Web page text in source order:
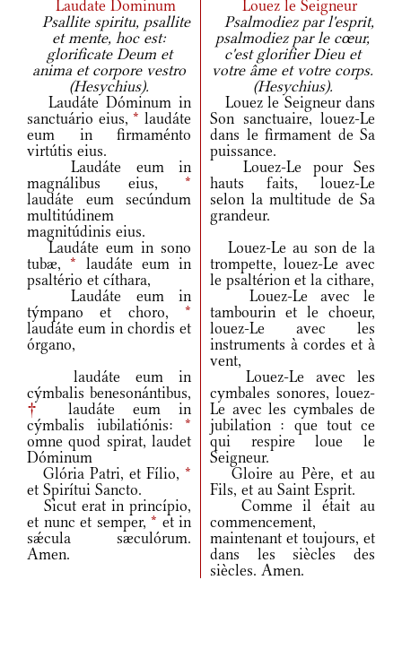
Laudate Dominum
Louez le Seigneur
Psallite spiritu, psallite
et mente, hoc est:
glorificate Deum et
anima et corpore vestro
(Hesychius).
Psalmodiez par l'esprit,
psalmodiez par le cœur,
c'est glorifier Dieu et
votre âme et votre corps.
(Hesychius).
Laudáte Dóminum in
sanctuário eius,* laudáte
eum in firmaménto
virtútis eius.
Louez le Seigneur dans
Son sanctuaire, louez-Le
dans le firmament de Sa
puissance.
Laudáte eum in
magnálibus eius, *
laudáte eum secúndum
multitúdinem
magnitúdinis eius.
Louez-Le pour Ses
hauts faits, louez-Le
selon la multitude de Sa
grandeur.
Laudáte eum in sono
tubæ,* laudáte eum in
psaltério et cíthara,
Louez-Le au son de la
trompette, louez-Le avec
le psaltérion et la cithare,
Laudáte eum in
týmpano et choro, *
laudáte eum in chordis et
órgano,
Louez-Le avec le
tambourin et le choeur,
louez-Le avec les
instruments à cordes et à
vent,
laudáte eum in
cýmbalis benesonántibus,
†
laudáte eum in
cýmbalis iubilatiónis: *
omne quod spirat, laudet
Dóminum
Louez-Le avec les
cymbales sonores, louez-
Le avec les cymbales de
jubilation : que tout ce
qui respire loue le
Seigneur.
Glória Patri, et Fílio, *
et Spirítui Sancto.
Gloire au Père, et au
Fils, et au Saint Esprit.
Sicut erat in princípio,
et nunc et semper, * et in
sǽcula sæculórum.
Amen.
Comme il était au
commencement,
maintenant et toujours, et
dans les siècles des
siècles. Amen.